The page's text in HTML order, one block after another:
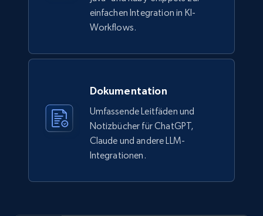
einfachen Integration in KI-
Workflows.
Dokumentation
Umfassende Leitfäden und
Notizbücher für ChatGPT,
Claude und andere LLM-
Integrationen.